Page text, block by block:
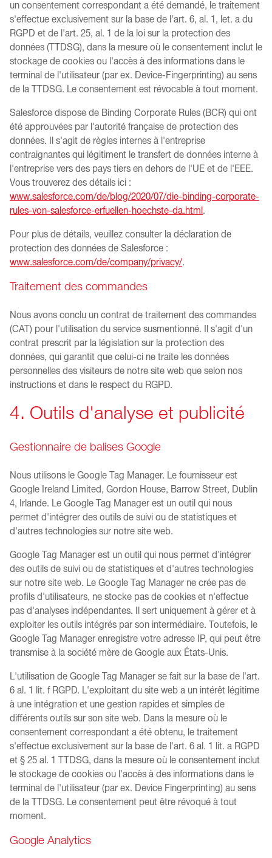
un consentement correspondant a été demandé, le traitement
s'effectue exclusivement sur la base de l'art. 6, al. 1, let. a du
RGPD et de l'art. 25, al. 1 de la loi sur la protection des
données (TTDSG), dans la mesure où le consentement inclut le
stockage de cookies ou l'accès à des informations dans le
terminal de l'utilisateur (par ex. Device-Fingerprinting) au sens
de la TTDSG. Le consentement est révocable à tout moment.
Salesforce dispose de Binding Corporate Rules (BCR) qui ont
été approuvées par l'autorité française de protection des
données. Il s'agit de règles internes à l'entreprise
contraignantes qui légitiment le transfert de données interne à
l'entreprise vers des pays tiers en dehors de l'UE et de l'EEE.
Vous trouverez des détails ici :
www.salesforce.com/de/blog/2020/07/die-binding-corporate-
rules-von-salesforce-erfuellen-hoechste-da.html .
Pour plus de détails, veuillez consulter la déclaration de
protection des données de Salesforce :
www.salesforce.com/de/company/privacy/.
Traitement des commandes
Nous avons conclu un contrat de traitement des commandes
(CAT) pour l'utilisation du service susmentionné. Il s'agit d'un
contrat prescrit par la législation sur la protection des
données, qui garantit que celui-ci ne traite les données
personnelles des visiteurs de notre site web que selon nos
instructions et dans le respect du RGPD.
4. Outils d'analyse et publicité
Gestionnaire de balises Google
Nous utilisons le Google Tag Manager. Le fournisseur est
Google Ireland Limited, Gordon House, Barrow Street, Dublin
4, Irlande. Le Google Tag Manager est un outil qui nous
permet d'intégrer des outils de suivi ou de statistiques et
d'autres technologies sur notre site web.
Google Tag Manager est un outil qui nous permet d'intégrer
des outils de suivi ou de statistiques et d'autres technologies
sur notre site web. Le Google Tag Manager ne crée pas de
profils d'utilisateurs, ne stocke pas de cookies et n'effectue
pas d'analyses indépendantes. Il sert uniquement à gérer et à
exploiter les outils intégrés par son intermédiaire. Toutefois, le
Google Tag Manager enregistre votre adresse IP, qui peut être
transmise à la société mère de Google aux États-Unis.
L'utilisation de Google Tag Manager se fait sur la base de l'art.
6 al. 1 lit. f RGPD. L'exploitant du site web a un intérêt légitime
à une intégration et une gestion rapides et simples de
différents outils sur son site web. Dans la mesure où le
consentement correspondant a été obtenu, le traitement
s'effectue exclusivement sur la base de l'art. 6 al. 1 lit. a RGPD
et § 25 al. 1 TTDSG, dans la mesure où le consentement inclut
le stockage de cookies ou l'accès à des informations dans le
terminal de l'utilisateur (par ex. Device Fingerprinting) au sens
de la TTDSG. Le consentement peut être révoqué à tout
moment.
Google Analytics